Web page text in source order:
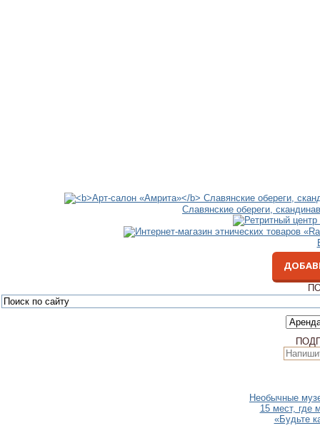
Славянские обереги,
Необычные
15 мест, где
«Будьте